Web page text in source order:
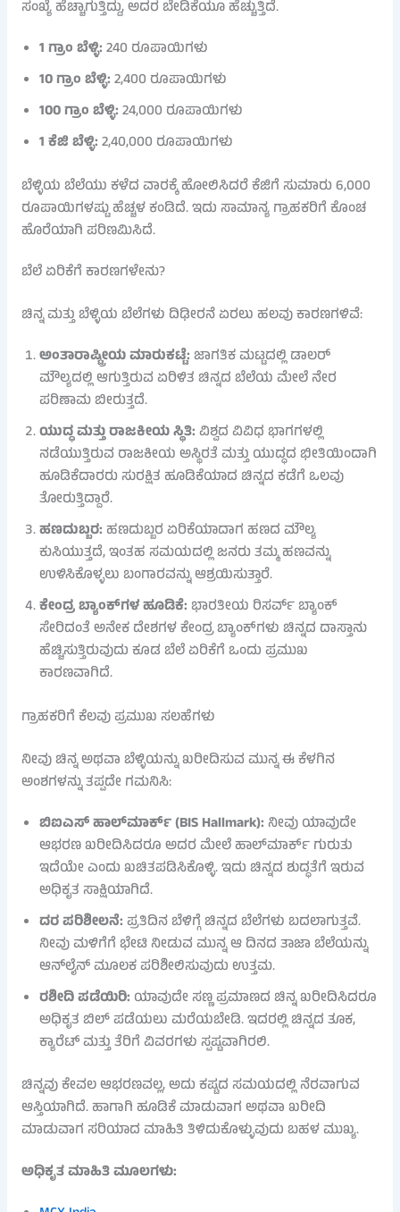
ಸಂಖ್ಯೆ ಹೆಚ್ಚಾಗುತ್ತಿದ್ದು, ಅದರ ಬೇಡಿಕೆಯೂ ಹೆಚ್ಚುತ್ತಿದೆ.
1 ಗ್ರಾಂ ಬೆಳ್ಳಿ:240 ರೂಪಾಯಿಗಳು
10 ಗ್ರಾಂ ಬೆಳ್ಳಿ:2,400 ರೂಪಾಯಿಗಳು
100 ಗ್ರಾಂ ಬೆಳ್ಳಿ:24,000 ರೂಪಾಯಿಗಳು
1 ಕೆಜಿ ಬೆಳ್ಳಿ:2,40,000 ರೂಪಾಯಿಗಳು
ಬೆಳ್ಳಿಯ ಬೆಲೆಯು ಕಳೆದ ವಾರಕ್ಕೆ ಹೋಲಿಸಿದರೆ ಕೆಜಿಗೆ ಸುಮಾರು 6,000
ರೂಪಾಯಿಗಳಷ್ಟು ಹೆಚ್ಚಳ ಕಂಡಿದೆ.ಇದು ಸಾಮಾನ್ಯ ಗ್ರಾಹಕರಿಗೆ ಕೊಂಚ
ಹೊರೆಯಾಗಿ ಪರಿಣಮಿಸಿದೆ.
ಬೆಲೆ ಏರಿಕೆಗೆ ಕಾರಣಗಳೇನು?
ಚಿನ್ನ ಮತ್ತು ಬೆಳ್ಳಿಯ ಬೆಲೆಗಳು ದಿಢೀರನೆ ಏರಲು ಹಲವು ಕಾರಣಗಳಿವೆ:
ಅಂತಾರಾಷ್ಟ್ರೀಯ ಮಾರುಕಟ್ಟೆ:ಜಾಗತಿಕ ಮಟ್ಟದಲ್ಲಿ ಡಾಲರ್
ಮೌಲ್ಯದಲ್ಲಿ ಆಗುತ್ತಿರುವ ಏರಿಳಿತ ಚಿನ್ನದ ಬೆಲೆಯ ಮೇಲೆ ನೇರ
ಪರಿಣಾಮ ಬೀರುತ್ತದೆ.
ಯುದ್ಧ ಮತ್ತು ರಾಜಕೀಯ ಸ್ಥಿತಿ:ವಿಶ್ವದ ವಿವಿಧ ಭಾಗಗಳಲ್ಲಿ
ನಡೆಯುತ್ತಿರುವ ರಾಜಕೀಯ ಅಸ್ಥಿರತೆ ಮತ್ತು ಯುದ್ಧದ ಭೀತಿಯಿಂದಾಗಿ
ಹೂಡಿಕೆದಾರರು ಸುರಕ್ಷಿತ ಹೂಡಿಕೆಯಾದ ಚಿನ್ನದ ಕಡೆಗೆ ಒಲವು
ತೋರುತ್ತಿದ್ದಾರೆ.
ಹಣದುಬ್ಬರ:ಹಣದುಬ್ಬರ ಏರಿಕೆಯಾದಾಗ ಹಣದ ಮೌಲ್ಯ
ಕುಸಿಯುತ್ತದೆ, ಇಂತಹ ಸಮಯದಲ್ಲಿ ಜನರು ತಮ್ಮ ಹಣವನ್ನು
ಉಳಿಸಿಕೊಳ್ಳಲು ಬಂಗಾರವನ್ನು ಆಶ್ರಯಿಸುತ್ತಾರೆ.
ಕೇಂದ್ರ ಬ್ಯಾಂಕ್‌ಗಳ ಹೂಡಿಕೆ:ಭಾರತೀಯ ರಿಸರ್ವ್ ಬ್ಯಾಂಕ್
ಸೇರಿದಂತೆ ಅನೇಕ ದೇಶಗಳ ಕೇಂದ್ರ ಬ್ಯಾಂಕ್‌ಗಳು ಚಿನ್ನದ ದಾಸ್ತಾನು
ಹೆಚ್ಚಿಸುತ್ತಿರುವುದು ಕೂಡ ಬೆಲೆ ಏರಿಕೆಗೆ ಒಂದು ಪ್ರಮುಖ
ಕಾರಣವಾಗಿದೆ.
ಗ್ರಾಹಕರಿಗೆ ಕೆಲವು ಪ್ರಮುಖ ಸಲಹೆಗಳು
ನೀವು ಚಿನ್ನ ಅಥವಾ ಬೆಳ್ಳಿಯನ್ನು ಖರೀದಿಸುವ ಮುನ್ನ ಈ ಕೆಳಗಿನ
ಅಂಶಗಳನ್ನು ತಪ್ಪದೇ ಗಮನಿಸಿ:
ಬಿಐಎಸ್ ಹಾಲ್‌ಮಾರ್ಕ್ (BIS Hallmark):ನೀವು ಯಾವುದೇ
ಆಭರಣ ಖರೀದಿಸಿದರೂ ಅದರ ಮೇಲೆ ಹಾಲ್‌ಮಾರ್ಕ್ ಗುರುತು
ಇದೆಯೇ ಎಂದು ಖಚಿತಪಡಿಸಿಕೊಳ್ಳಿ. ಇದು ಚಿನ್ನದ ಶುದ್ಧತೆಗೆ ಇರುವ
ಅಧಿಕೃತ ಸಾಕ್ಷಿಯಾಗಿದೆ.
ದರ ಪರಿಶೀಲನೆ:ಪ್ರತಿದಿನ ಬೆಳಿಗ್ಗೆ ಚಿನ್ನದ ಬೆಲೆಗಳು ಬದಲಾಗುತ್ತವೆ.
ನೀವು ಮಳಿಗೆಗೆ ಭೇಟಿ ನೀಡುವ ಮುನ್ನ ಆ ದಿನದ ತಾಜಾ ಬೆಲೆಯನ್ನು
ಆನ್‌ಲೈನ್ ಮೂಲಕ ಪರಿಶೀಲಿಸುವುದು ಉತ್ತಮ.
ರಶೀದಿ ಪಡೆಯಿರಿ: ಯಾವುದೇ ಸಣ್ಣ ಪ್ರಮಾಣದ ಚಿನ್ನ ಖರೀದಿಸಿದರೂ
ಅಧಿಕೃತ ಬಿಲ್ ಪಡೆಯಲು ಮರೆಯಬೇಡಿ. ಇದರಲ್ಲಿ ಚಿನ್ನದ ತೂಕ,
ಕ್ಯಾರೆಟ್ ಮತ್ತು ತೆರಿಗೆ ವಿವರಗಳು ಸ್ಪಷ್ಟವಾಗಿರಲಿ.
ಚಿನ್ನವು ಕೇವಲ ಆಭರಣವಲ್ಲ, ಅದು ಕಷ್ಟದ ಸಮಯದಲ್ಲಿ ನೆರವಾಗುವ
ಆಸ್ತಿಯಾಗಿದೆ. ಹಾಗಾಗಿ ಹೂಡಿಕೆ ಮಾಡುವಾಗ ಅಥವಾ ಖರೀದಿ
ಮಾಡುವಾಗ ಸರಿಯಾದ ಮಾಹಿತಿ ತಿಳಿದುಕೊಳ್ಳುವುದು ಬಹಳ ಮುಖ್ಯ.
ಅಧಿಕೃತ ಮಾಹಿತಿ ಮೂಲಗಳು: